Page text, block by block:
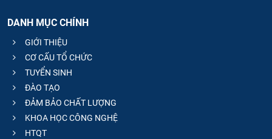
DANH MỤC CHÍNH
GIỚI THIỆU
CƠ CẤU TỔ CHỨC
TUYỂN SINH
ĐÀO TẠO
ĐẢM BẢO CHẤT LƯỢNG
KHOA HỌC CÔNG NGHỆ
HTQT